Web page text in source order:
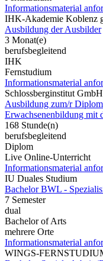
Informationsmaterial
IHK-Akademie Koblenz
Ausbildung der Ausbilder
3 Monat(e)
berufsbegleitend
IHK
Fernstudium
Informationsmaterial
Schlossberginstitut
Ausbildung zum/r
Erwachsenenbildung mit
168 Stunde(n)
berufsbegleitend
Diplom
Live Online-Unterricht
Informationsmaterial
IU Duales Studium
Bachelor BWL -
7 Semester
dual
Bachelor of Arts
mehrere Orte
Informationsmaterial
WINGS-